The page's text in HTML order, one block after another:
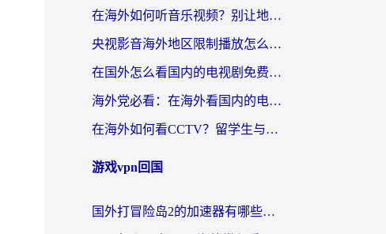
在海外如何听音乐视频？别让地域限制挡住你的华语旋律
央视影音海外地区限制播放怎么办？海外华人必看的追剧自由指南
在国外怎么看国内的电视剧免费？3个关键步骤+1款靠谱加速器帮你搞定
海外党必看：在海外看国内的电视剧的app选对了吗？3步解决地域限制烦恼
在海外如何看CCTV？留学生与海外华人的实用回国加速指南
游戏vpn回国
国外打冒险岛2的加速器有哪些？海外玩家国服畅玩全攻略（附实测推荐）